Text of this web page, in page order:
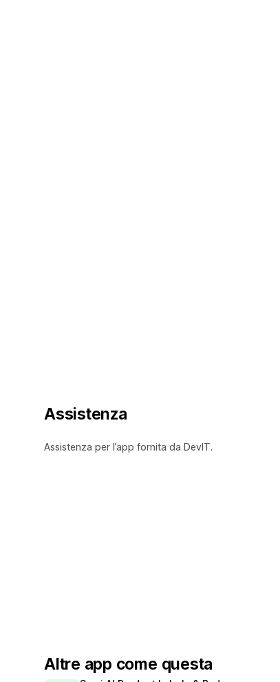
Assistenza
Assistenza per l’app fornita da DevIT.
Altre app come questa